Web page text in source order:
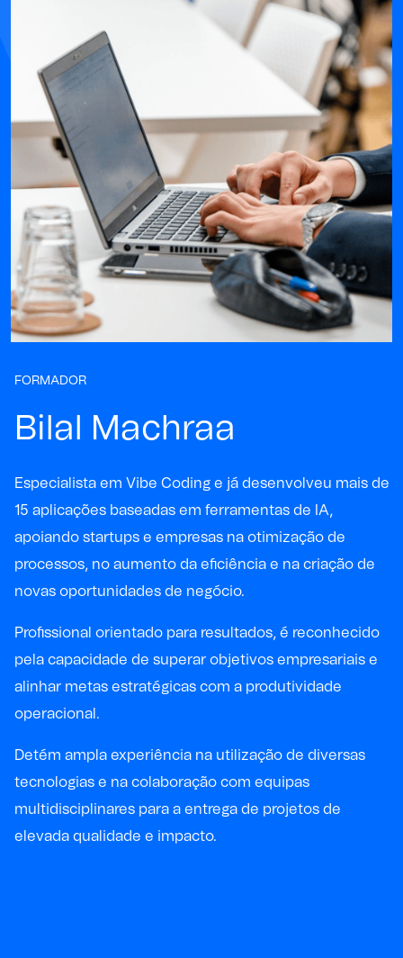
FORMADOR
Bilal Machraa
Especialista em Vibe Coding e já desenvolveu mais de
15 aplicações baseadas em ferramentas de IA,
apoiando startups e empresas na otimização de
processos, no aumento da eficiência e na criação de
novas oportunidades de negócio.
Profissional orientado para resultados, é reconhecido
pela capacidade de superar objetivos empresariais e
alinhar metas estratégicas com a produtividade
operacional.
Detém ampla experiência na utilização de diversas
tecnologias e na colaboração com equipas
multidisciplinares para a entrega de projetos de
elevada qualidade e impacto.